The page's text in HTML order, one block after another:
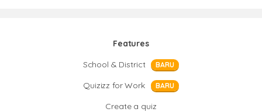
Features
School & District
BARU
Quizizz for Work BARU
Create a quiz